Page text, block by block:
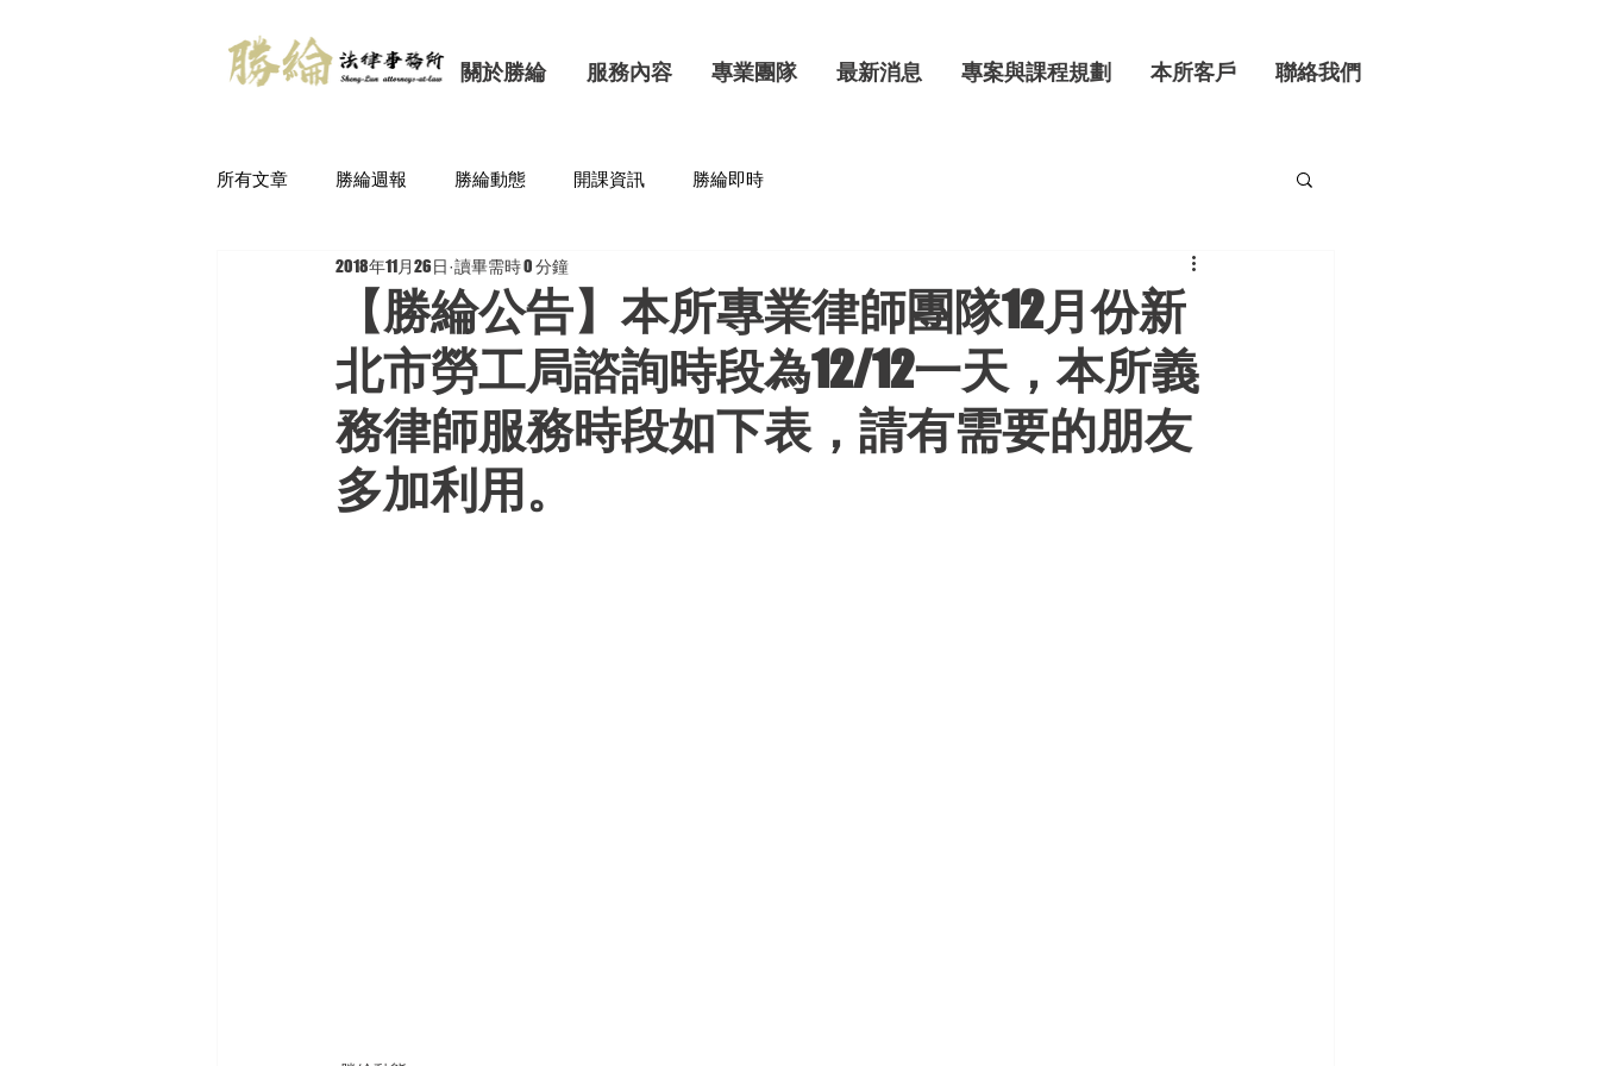
關於勝綸 服務內容 專業團隊 最新消息 專案與課程規劃 本所客戶 聯絡我們
所有文章 勝綸週報 勝綸動態 開課資訊 勝綸即時
【勝綸公告】本所專業律師團隊12月份新
北市勞工局諮詢時段為12/12一天，本所義
務律師服務時段如下表，請有需要的朋友
多加利用。
2018年11月26日 讀畢需時 0 分鐘